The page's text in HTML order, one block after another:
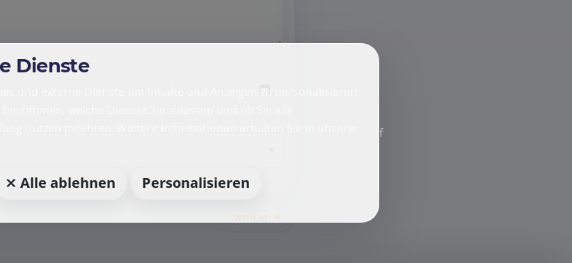
Dienste
und externe Dienste um Inhalte und Anzeigen zu personalisieren
⨯ Alle ablehnen Personalisieren
f